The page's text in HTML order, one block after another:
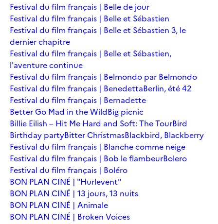
Festival du film français | Belle de jour
Festival du film français | Belle et Sébastien
Festival du film français | Belle et Sébastien 3, le
dernier chapitre
Festival du film français | Belle et Sébastien,
l'aventure continue
Festival du film français | Belmondo par Belmondo
Festival du film français | BenedettaBerlin, été 42
Festival du film français | Bernadette
Better Go Mad in the WildBig picnic
Billie Eilish – Hit Me Hard and Soft: The TourBird
Birthday partyBitter ChristmasBlackbird, Blackberry
Festival du film français | Blanche comme neige
Festival du film français | Bob le flambeurBolero
Festival du film français | Boléro
BON PLAN CINÉ | "Hurlevent"
BON PLAN CINÉ | 13 jours, 13 nuits
BON PLAN CINÉ | Animale
BON PLAN CINÉ | Broken Voices